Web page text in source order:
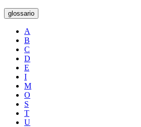
glossario
A
B
C
D
E
I
M
O
S
T
U